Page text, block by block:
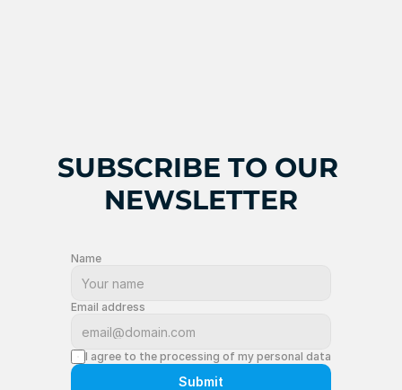
SUBSCRIBE TO OUR
NEWSLETTER
Name
Email address
I agree to the processing of my personal data
Submit